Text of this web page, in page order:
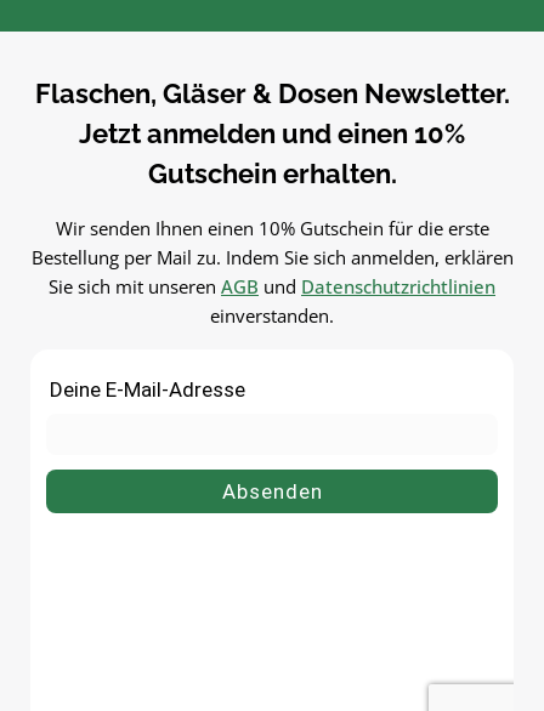
Einfach in der Anwendung und
Gebrauch.PflegehinweiseNach
Gebrauch reinigenGut trocknen
lassenJetzt bestellenBestelle
Pipetten bequem online bei
flaschen-glaeser-und-dosen.de.
Einfach in der Anwendung
Gebrauch reinigenGut
lassenJetzt
Pipetten bequem online
flaschen-glaeser-und-
Flaschen, Gläser & Dosen Newsletter.
Jetzt anmelden und einen 10%
Gutschein erhalten.
Wir senden Ihnen einen 10% Gutschein für die erste
Bestellung per Mail zu. Indem Sie sich anmelden, erklären
Sie sich mit unseren AGB und Datenschutzrichtlinien
einverstanden.